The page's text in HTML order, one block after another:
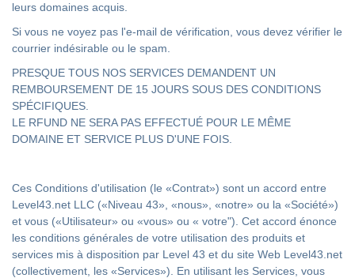
leurs domaines acquis.
Si vous ne voyez pas l'e-mail de vérification, vous devez vérifier le
courrier indésirable ou le spam.
PRESQUE TOUS NOS SERVICES DEMANDENT UN
REMBOURSEMENT DE 15 JOURS SOUS DES CONDITIONS
SPÉCIFIQUES.
LE RFUND NE SERA PAS EFFECTUÉ POUR LE MÊME
DOMAINE ET SERVICE PLUS D'UNE FOIS.
Ces Conditions d'utilisation (le «Contrat») sont un accord entre
Level43.net LLC («Niveau 43», «nous», «notre» ou la «Société»)
et vous («Utilisateur» ou «vous» ou « votre"). Cet accord énonce
les conditions générales de votre utilisation des produits et
services mis à disposition par Level 43 et du site Web Level43.net
(collectivement, les «Services»). En utilisant les Services, vous